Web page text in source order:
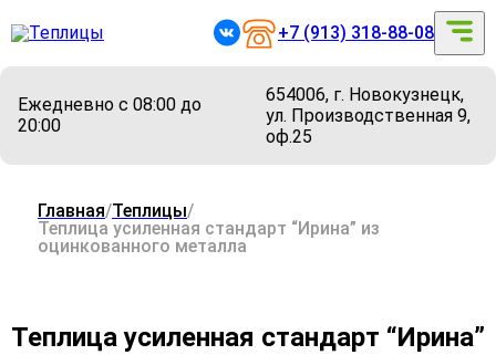
+7 (913) 318-88-08
Ежедневно с 08:00 до
20:00
654006, г. Новокузнецк,
ул. Производственная 9,
оф.25
Главная/Теплицы/
Теплица усиленная стандарт “Ирина” из
оцинкованного металла
Теплица усиленная стандарт “Ирина”